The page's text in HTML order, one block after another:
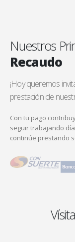
Nuestros
Recaudo
¡Hoy queremos
prestación de
Con tu pago
seguir trabajando
continúe prestando